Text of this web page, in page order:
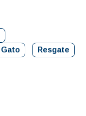
Gato
Resgate